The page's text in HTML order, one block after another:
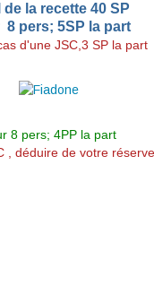
de la recette 40 SP
8 pers; 5SP la part
d'une JSC,3 SP la part
8 pers; 4PP la part
, déduire de votre